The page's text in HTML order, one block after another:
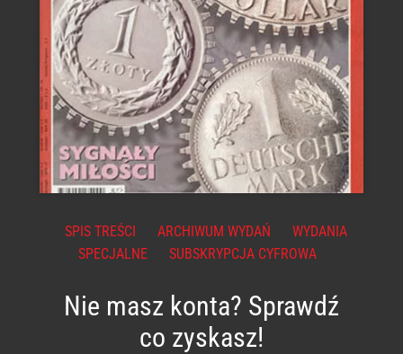
SPIS TREŚCI ARCHIWUM WYDAŃ
WYDANIA
SPECJALNE
SUBSKRYPCJA CYFROWA
Nie masz konta? Sprawdź
co zyskasz!